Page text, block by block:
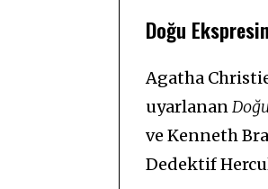
Doğu
Agatha
uyarlanan
ve Kenneth
Dedektif